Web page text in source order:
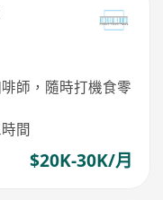
師，隨時打機食零
間
$20K-30K/月